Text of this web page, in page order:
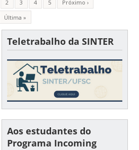
2 3 4 5
Próximo ›
Última »
Teletrabalho da SINTER
Aos estudantes do
Programa Incoming